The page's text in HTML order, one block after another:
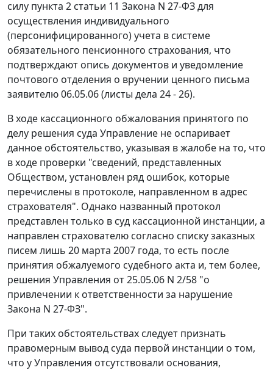
силу пункта 2 статьи 11 Закона N 27-ФЗ для
осуществления индивидуального
(персонифицированного) учета в системе
обязательного пенсионного страхования, что
подтверждают опись документов и уведомление
почтового отделения о вручении ценного письма
заявителю 06.05.06 (листы дела 24 - 26).
В ходе кассационного обжалования принятого по
делу решения суда Управление не оспаривает
данное обстоятельство, указывая в жалобе на то, что
в ходе проверки "сведений, представленных
Обществом, установлен ряд ошибок, которые
перечислены в протоколе, направленном в адрес
страхователя". Однако названный протокол
представлен только в суд кассационной инстанции, а
направлен страхователю согласно списку заказных
писем лишь 20 марта 2007 года, то есть после
принятия обжалуемого судебного акта и, тем более,
решения Управления от 25.05.06 N 2/58 "о
привлечении к ответственности за нарушение
Закона N 27-ФЗ".
При таких обстоятельствах следует признать
правомерным вывод суда первой инстанции о том,
что у Управления отсутствовали основания,